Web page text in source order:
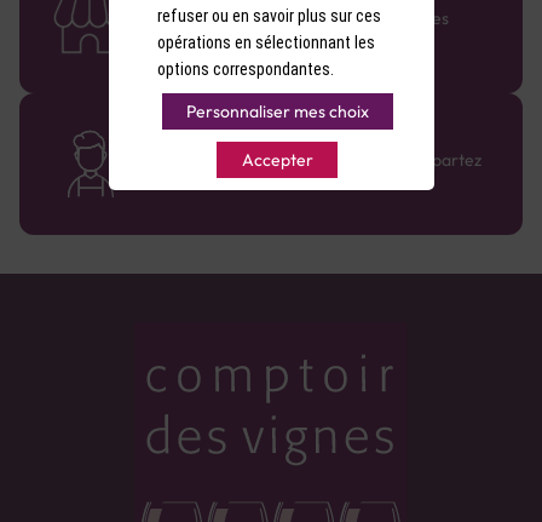
Retrouvez le réseau Comptoir des Vignes
partout en France !
Des cavistes à votre écoute
Bénéficiez de conseils sur-mesure et repartez
avec le sourire :)
refuser ou en savoir plus sur ces
opérations en sélectionnant les
options correspondantes.
Personnaliser mes choix
Accepter